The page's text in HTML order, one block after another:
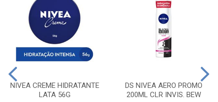
NIVEA CREME HIDRATANTE
LATA 56G
DS NIVEA AERO PROMO
200ML CLR INVIS. BEW